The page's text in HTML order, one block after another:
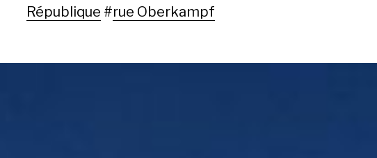
République #rue Oberkampf